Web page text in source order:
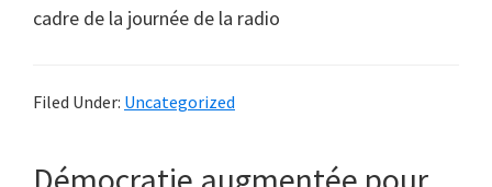
cadre de la journée de la radio
Filed Under: Uncategorized